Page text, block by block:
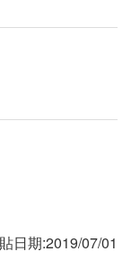
日期:2019/07/01